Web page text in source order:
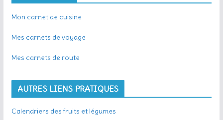
Mon carnet de cuisine
Mes carnets de voyage
Mes carnets de route
AUTRES LIENS PRATIQUES
Calendriers des fruits et légumes